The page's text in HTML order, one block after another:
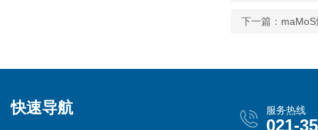
下一篇：
快速导航 服务热线
021-